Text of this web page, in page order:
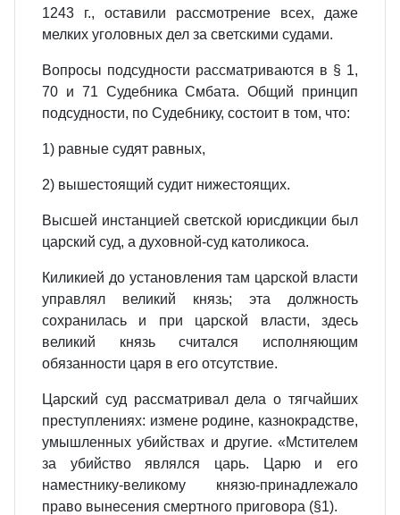
1243 г., оставили рассмотрение всех, даже
мелких уголовных дел за светскими судами.
Вопросы подсудности рассматриваются в § 1,
70 и 71 Судебника Смбата. Общий принцип
подсудности, по Судебнику, состоит в том, что:
1) равные судят равных,
2) вышестоящий судит нижестоящих.
Высшей инстанцией светской юрисдикции был
царский суд, а духовной‑суд католикоса.
Киликией до установления там царской власти
управлял великий князь; эта должность
сохранилась и при царской власти, здесь
великий князь считался исполняющим
обязанности царя в его отсутствие.
Царский суд рассматривал дела о тягчайших
преступлениях: измене родине, казнокрадстве,
умышленных убийствах и другие. «Мстителем
за убийство являлся царь. Царю и его
наместнику‑великому князю‑принадлежало
право вынесения смертного приговора (§1).